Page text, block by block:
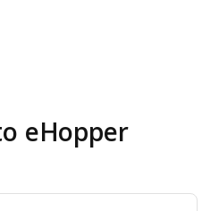
eHopper